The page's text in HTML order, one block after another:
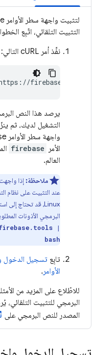
لتثبيت واجهة سطر الأوامر
التثبيت التلقائي، اتّبِع
نفِّذ أمر cURL التالي:
firebase.tools |
يرصد هذا النص
التشغيل لديك، ثم
واجهة سطر الأوامر
الأمر
firebase
العالم.
ملاحظة: إذا
Linux، قد تحتاج إلى استخدام
البرمجي الأذونات
|
bash
تابِع تسجيل الدخول
الأوامر .
للاطّلاع على المزيد من
البرمجي للتثبيت التلقائي،
المصدر للنص البرمجي على